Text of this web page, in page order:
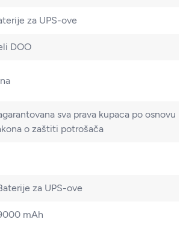
za UPS-ove
DOO
sva prava kupaca po osnovu
o zaštiti potrošača
za UPS-ove
mAh